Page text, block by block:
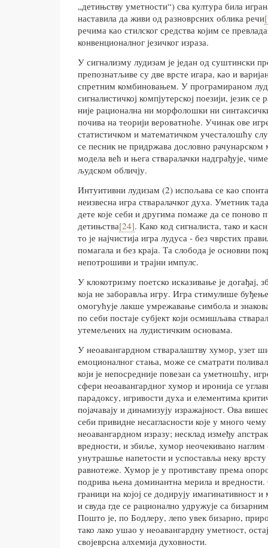
„детињству уметности“) сва култура била
наставила да живи од разноврсних облика речи
речима као стилског средства којим се
конвенционалног језичког израза.
У сигнализму лудизам је један од суштински
препознатљиве су две врсте игара, као и
спретним комбиновањем. У програмираном
сигналистичкој компјутерској поезији, језик се
није рационална ни морфолошки ни
почива на теорији вероватноће. Учинак ове
статистичком и математичком учесталошћу
се песник не придржава дословно
модела већ и њега стваралачки надграђује,
људском обличју.
Интуитивни лудизам (2) испољава се као
неизвесна игра стваралачког духа. Уметник
дете које себи и другима помаже да се поново
детињства[24]. Како код сигналиста, тако и
то је најчистија игра лудуса - без чврстих
помагала и без краја. Та слобода је основни
непотрошиви и трајни импулс.
У клокотризму поетско исказивање је догађај,
која не заборавља игру. Игра стимулише
омогућује лакше умрежавање симбола и
по себи постаје субјект који осмишљава
утемељених на лудистичким основама.
У неоавангардном стваралаштву хумор, узет
емоционалног стања, може се сматрати
који је непосредније повезан са уметношћу,
сфери неоавангардног хумор и иронија се
парадоксу, игривости духа и елементима
појачавају и динамизују изражајност. Ова
себи привидне несагласности које у много
неоавангардном изразу; несклад између
вредности, и збиље, хумор неочекивано
унутрашње напетости и успоставља неку
равнотеже. Хумор је у противставу према
подрива њена доминантна мерила и вредности.
граници на којој се додирују имагинативност
и свуда где се рационално удружује са
Пошто је, по Бодлеру, лепо увек бизарно,
тако лако ушао у неоавангардну уметност,
својеврсна алхемија духовности.